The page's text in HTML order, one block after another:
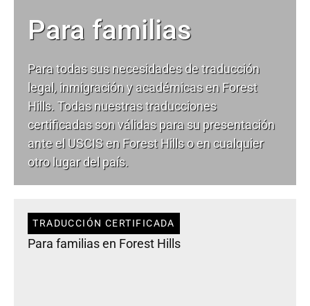
Para familias
Para todas sus necesidades detraducción
legal, inmigración y académicas en Forest
Hills. Todas nuestras traducciones
certificadas son válidas para su presentación
ante el USCIS en Forest Hills o en cualquier
otro lugar del país.
TRADUCCIÓN CERTIFICADA
Para familias en Forest Hills